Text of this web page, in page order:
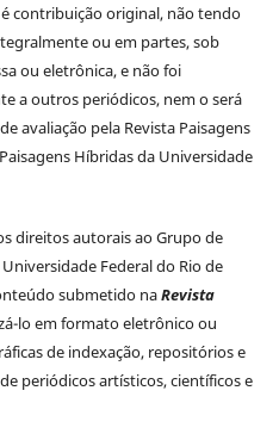
contribuição original, não tendo
ou em partes, sob
ou eletrônica, e não foi
a outros periódicos, nem o será
avaliação pela Revista Paisagens
Híbridas da Universidade
direitos autorais ao Grupo de
Federal do Rio de
submetido naRevista
lo em formato eletrônico ou
de indexação, repositórios e
periódicos artísticos, científicos e